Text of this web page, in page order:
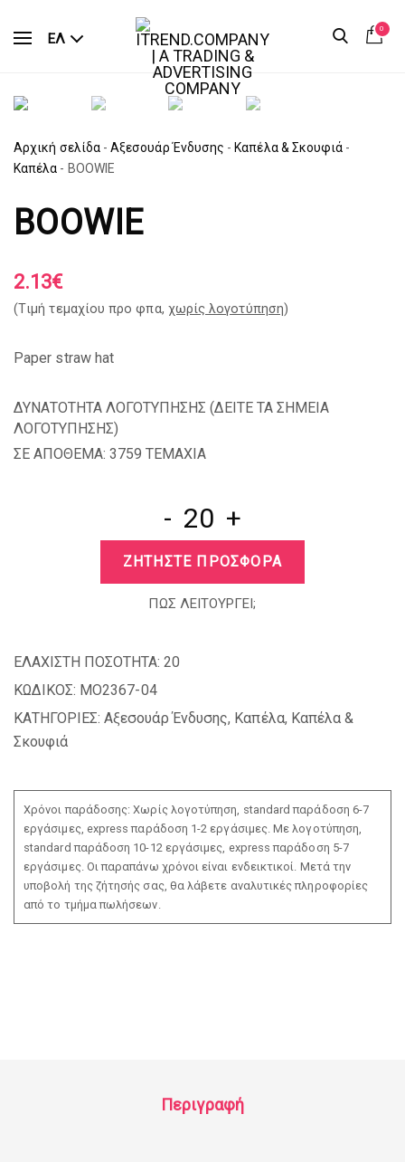
ΕΛ
0
Αρχική σελίδα - Αξεσουάρ Ένδυσης - Καπέλα & Σκουφιά -
Καπέλα - BOOWIE
BOOWIE
2.13€
(Tιμή τεμαχίου προ φπα, χωρίς λογοτύπηση)
Paper straw hat
ΔΥΝΑΤΟΤΗΤΑ ΛΟΓΟΤΥΠΗΣΗΣ (ΔΕΙΤΕ ΤΑ ΣΗΜΕΙΑ
ΛΟΓΟΤΥΠΗΣΗΣ)
ΣΕ ΑΠΟΘΕΜΑ: 3759 TEMAXIA
- +
ΖΗΤΗΣΤΕ ΠΡΟΣΦΟΡΑ
ΠΩΣ ΛΕΙΤΟΥΡΓΕΙ;
ΕΛΑΧΙΣΤΗ ΠΟΣΟΤΗΤΑ: 20
ΚΩΔΙΚΟΣ: MO2367-04
ΚΑΤΗΓΟΡΙΕΣ: Αξεσουάρ Ένδυσης, Καπέλα, Καπέλα &
Σκουφιά
Χρόνοι παράδοσης: Χωρίς λογοτύπηση, standard παράδοση 6-7
εργάσιμες, express παράδοση 1-2 εργάσιμες. Με λογοτύπηση,
standard παράδοση 10-12 εργάσιμες, express παράδοση 5-7
εργάσιμες. Οι παραπάνω χρόνοι είναι ενδεικτικοί. Μετά την
υποβολή της ζήτησής σας, θα λάβετε αναλυτικές πληροφορίες
από το τμήμα πωλήσεων.
Περιγραφή